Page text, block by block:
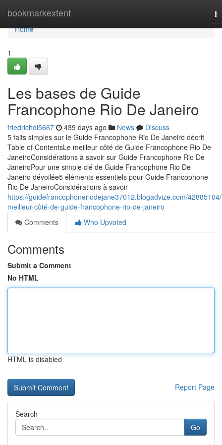
bookmarkextent
Home
Home
1
Les bases de Guide
Francophone Rio De Janeiro
friedrichdi5667 439 days ago News
Discuss
5 faits simples sur le Guide Francophone Rio De Janeiro décrit
Table of ContentsLe meilleur côté de Guide Francophone Rio De
JaneiroConsidérations à savoir sur Guide Francophone Rio De
JaneiroPour une simple clé de Guide Francophone Rio De
Janeiro dévoilée5 éléments essentiels pour Guide Francophone
Rio De JaneiroConsidérations à savoir
https://guidefrancophoneriodejane37012.blogadvize.com/
meilleur-côté-de-guide-francophone-rio-de-janeiro
Comments
Who Upvoted
Comments
Submit a Comment
No HTML
HTML is disabled
Report Page
Search
Go